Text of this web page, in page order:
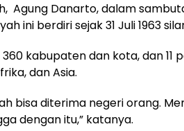
Agung Danarto, dalam
ini berdiri sejak 31 Juli 1963
kabupaten dan kota, dan 11
dan Asia.
bisa diterima negeri orang.
dengan itu,” katanya.